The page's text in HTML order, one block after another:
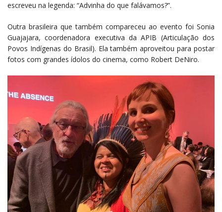
escreveu na legenda: “Advinha do que falávamos?”.
Outra brasileira que também compareceu ao evento foi Sonia
Guajajara, coordenadora executiva da APIB (Articulação dos
Povos Indígenas do Brasil). Ela também aproveitou para postar
fotos com grandes ídolos do cinema, como Robert DeNiro.